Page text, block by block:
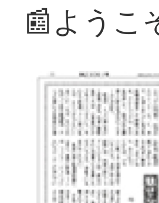
📰ようこ